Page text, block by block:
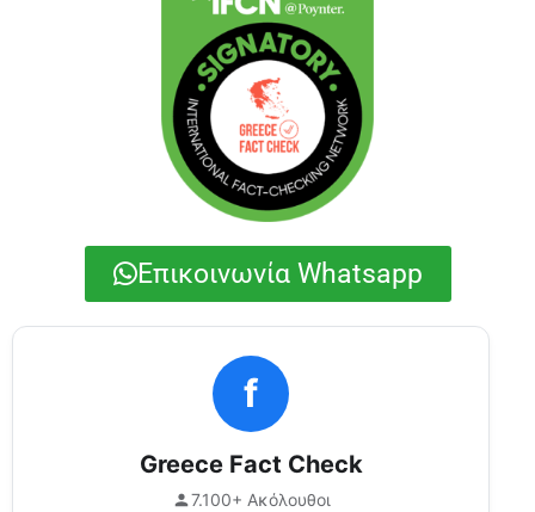
Επικοινωνία Whatsapp
f
Greece Fact Check
7.100+ Ακόλουθοι